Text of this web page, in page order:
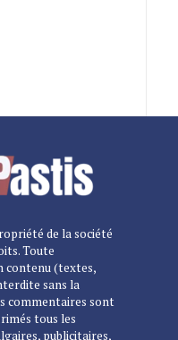
de la société
Toute
contenu (textes,
sans la
commentaires sont
tous les
publicitaires,